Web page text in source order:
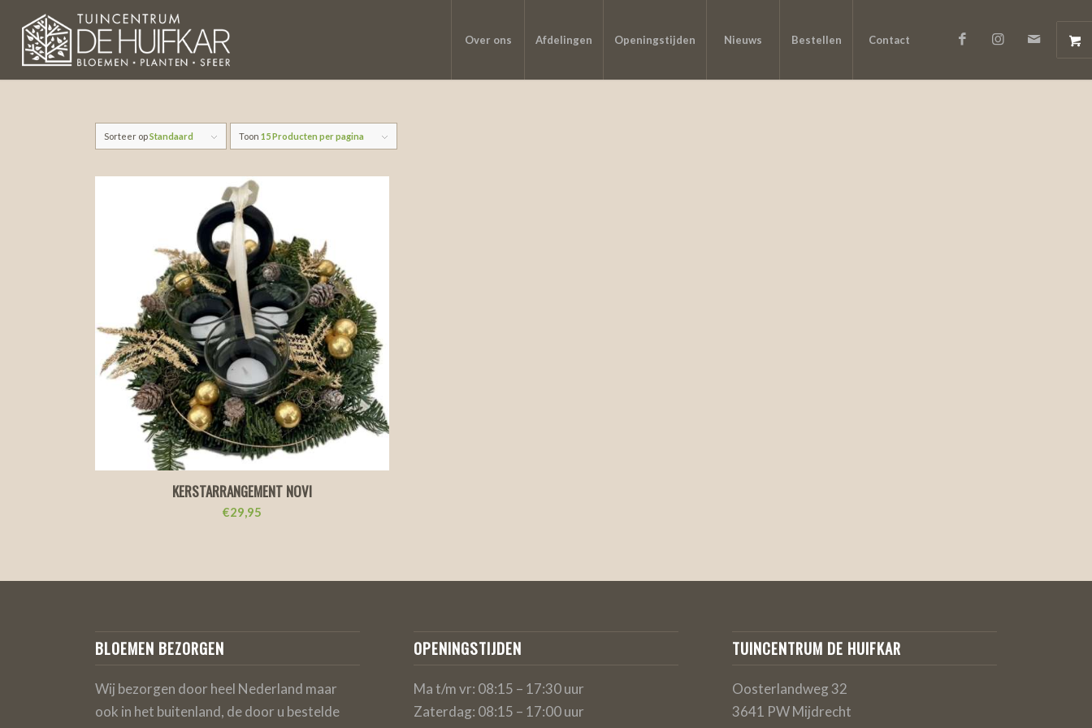
Over ons Afdelingen Openingstijden Nieuws Bestellen Contact
Sorteer opStandaard Toon15 Producten per pagina
KERSTARRANGEMENT NOVI
€29,95
BLOEMEN BEZORGEN
Wij bezorgen door heel Nederland maar
ook in het buitenland, de door u bestelde
OPENINGSTIJDEN
Ma t/m vr: 08:15 – 17:30 uur
Zaterdag: 08:15 – 17:00 uur
TUINCENTRUM DE HUIFKAR
Oosterlandweg 32
3641 PW Mijdrecht